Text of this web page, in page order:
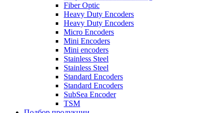
Fiber Optic
Heavy Duty Encoders
Heavy Duty Encoders
Micro Encoders
Mini Encoders
Mini encoders
Stainless Steel
Stainless Steel
Standard Encoders
Standard Encoders
SubSea Encoder
TSM